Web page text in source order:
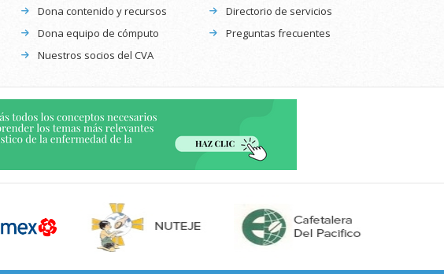
Dona contenido y recursos
Dona equipo de cómputo
Nuestros socios del CVA
Directorio de servicios
Preguntas frecuentes